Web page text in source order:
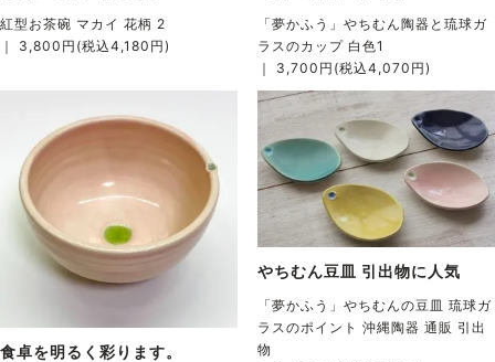
紅型お茶碗 マカイ 花柄 2
｜ 3,800円(税込4,180円)
「夢かふう」やちむん陶器と琉球ガ
ラスのカップ 白色1
｜ 3,700円(税込4,070円)
食卓を明るく彩ります。
やちむん豆皿 引出物に人気
「夢かふう」やちむんの豆皿 琉球ガ
ラスのポイント 沖縄陶器 通販 引出
物